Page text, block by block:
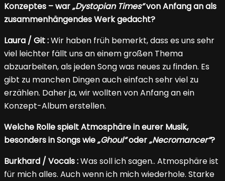
Konzeptes – war„Dystopian Times“von Anfang an als
zusammenhängendes Werk gedacht?
Laura / Git :Wir haben früh bemerkt, dass es uns sehr
viel leichter fällt uns an einem großen Thema
abzuarbeiten, als jeden Song was neues zu finden. Es
gibt zu manchen Dingen auch einfach sehr viel zu
erzählen. Daher ja, wir wollten von Anfang an ein
Konzept-Album erstellen.
Welche Rolle spielt Atmosphäre in eurer Musik,
besonders in Songs wie„Ghoul“oder„Necromancer“?
Burkhard / Vocals :Was soll ich sagen.. Atmosphäre ist
für mich alles. Auch wenn ich mich wiederhole. Starke